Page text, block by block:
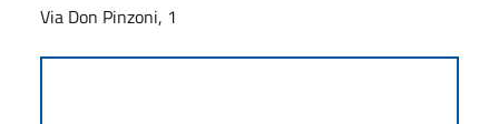
Via Don Pinzoni, 1